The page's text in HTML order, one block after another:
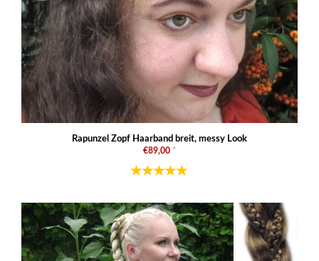
Rapunzel Zopf Haarband breit, messy Look
€89,00 *